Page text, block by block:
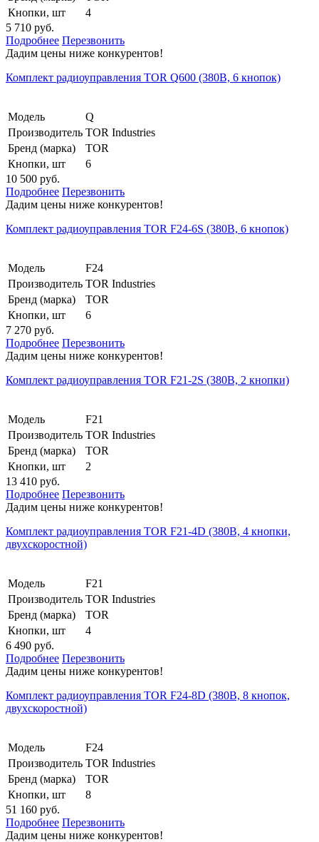
Кнопки, шт
4
5 710 руб.
Подробнее Перезвонить
Дадим цены ниже конкурентов!
Комплект радиоуправления TOR Q600 (380В, 6 кнопок)
Модель
Q
Производитель TOR Industries
Бренд (марка)
TOR
Кнопки, шт
6
10 500 руб.
Подробнее Перезвонить
Дадим цены ниже конкурентов!
Комплект радиоуправления TOR F24-6S (380В, 6 кнопок)
Модель
F24
Производитель TOR Industries
Бренд (марка)
TOR
Кнопки, шт
6
7 270 руб.
Подробнее Перезвонить
Дадим цены ниже конкурентов!
Комплект радиоуправления TOR F21-2S (380В, 2 кнопки)
Модель
F21
Производитель TOR Industries
Бренд (марка)
TOR
Кнопки, шт
2
13 410 руб.
Подробнее Перезвонить
Дадим цены ниже конкурентов!
Комплект радиоуправления TOR F21-4D (380В, 4 кнопки,
двухскоростной)
Модель
F21
Производитель TOR Industries
Бренд (марка)
TOR
Кнопки, шт
4
6 490 руб.
Подробнее Перезвонить
Дадим цены ниже конкурентов!
Комплект радиоуправления TOR F24-8D (380В, 8 кнопок,
двухскоростной)
Модель
F24
Производитель TOR Industries
Бренд (марка)
TOR
Кнопки, шт
8
51 160 руб.
Подробнее Перезвонить
Дадим цены ниже конкурентов!